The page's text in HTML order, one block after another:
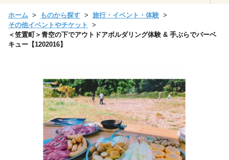
ホーム ものから探す
旅行・イベント・体験
その他イベントやチケット
＜笠置町＞青空の下でアウトドアボルダリング体験 & 手ぶらでバーベ
キュー【1202016】